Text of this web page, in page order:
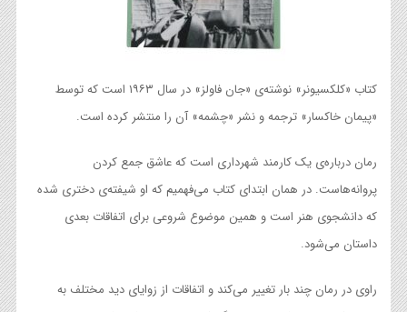
کتاب «کلکسیونر» نوشته‌ی «جان فاولز» در سال ۱۹۶۳ است که توسط
«پیمان خاکسار» ترجمه و نشر «چشمه» آن را منتشر کرده است.
رمان درباره‌ی یک کارمند شهرداری است که عاشق جمع کردن
پروانه‌هاست. در همان ابتدای کتاب می‌فهمیم که او شیفته‌ی دختری شده
که دانشجوی هنر است و همین موضوع شروعی برای اتفاقات بعدی
داستان می‌شود.
راوی در رمان چند بار تغییر می‌کند و اتفاقات از زوایای دید مختلف به